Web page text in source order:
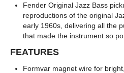
Fender Original Jazz Bass
reproductions of the original
early 1960s, delivering all the
that made the instrument so
FEATURES
Formvar magnet wire for